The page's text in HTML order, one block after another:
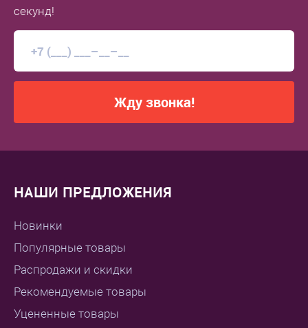
секунд!
Жду звонка!
НАШИ ПРЕДЛОЖЕНИЯ
Новинки
Популярные товары
Распродажи и скидки
Рекомендуемые товары
Уцененные товары